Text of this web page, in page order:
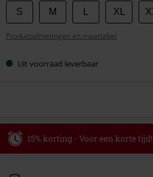
Kies
je
maat
S M XL
Productafmetingen en maattabel
Uit voorraad leverbaar
15% korting - Voor een korte tijd!